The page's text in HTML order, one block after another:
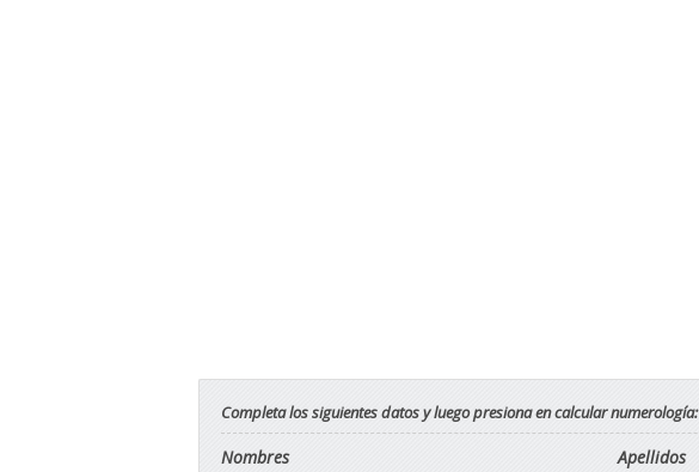
Completa los siguientes datos y luego presiona en calcular numerología:
Nombres Apellidos